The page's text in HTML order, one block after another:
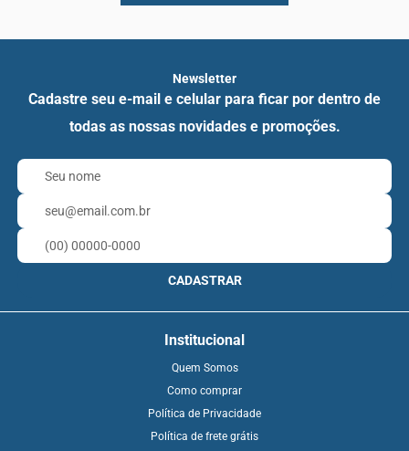
Newsletter
Cadastre seu e-mail e celular para ficar por dentro de
todas as nossas novidades e promoções.
CADASTRAR
Institucional
Quem Somos
Como comprar
Política de Privacidade
Política de frete grátis